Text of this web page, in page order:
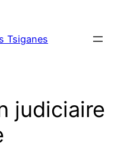
Tsiganes
judiciaire